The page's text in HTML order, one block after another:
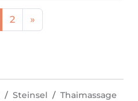
2 »
Steinsel Thaimassage